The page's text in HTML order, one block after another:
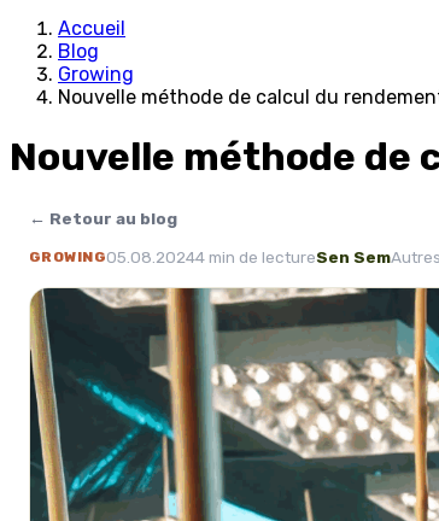
Accueil
Blog
Growing
Nouvelle méthode de calcul du
Nouvelle méthode de
← Retour au blog
GROWING05.08.20244 min de lectureSen Sem